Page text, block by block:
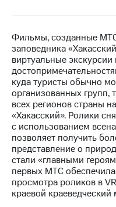
Корпоративное
управление
Корпоративный
секретарь
Раскрытие
информации
Информация
акционерам
Документы
ПАО
"МТС"
Собрания
акционеров
Личный
Фильмы, созданные
заповедника
виртуальные
куда туристы обычно
организованных групп,
всех регионов страны
«Хакасский». Ролики
с использованием
позволяет получить
представление о
стали «главными
первых МТС
просмотра роликов в
краевой краеведческий